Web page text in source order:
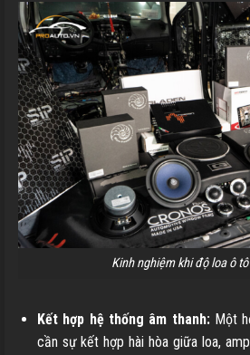
Kinh nghiệm khi độ loa ô
Kết hợp hệ thống âm thanh:Một
cần sự kết hợp hài hòa giữa loa,